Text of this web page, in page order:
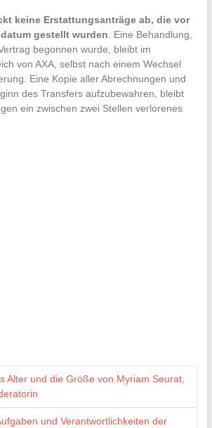
keine Erstattungsanträge ab, die vor
gestellt wurden. Eine Behandlung,
begonnen wurde, bleibt im
von AXA, selbst nach einem Wechsel
Eine Kopie aller Abrechnungen und
des Transfers aufzubewahren, bleibt
ein zwischen zwei Stellen verlorenes
Alter und die Größe von Myriam Seurat,
und Verantwortlichkeiten der